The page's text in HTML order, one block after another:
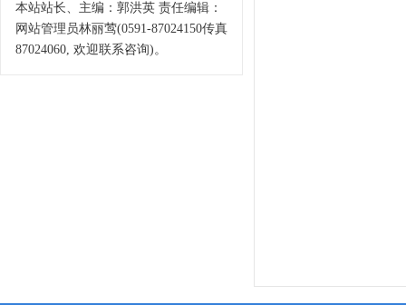
本站站长、主编：郭洪英 责任编辑：
网站管理员林丽莺(0591-87024150传真
87024060, 欢迎联系咨询)。